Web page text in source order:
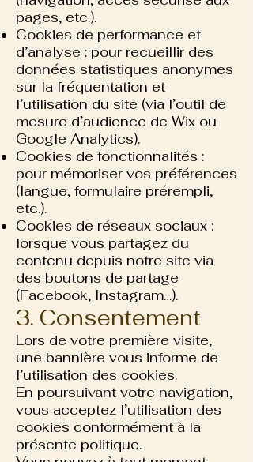
pages, etc.).
Cookies de performance et
d’analyse : pour recueillir des
données statistiques anonymes
sur la fréquentation et
l’utilisation du site (via l’outil de
mesure d’audience de Wix ou
Google Analytics).
Cookies de fonctionnalités :
pour mémoriser vos préférences
(langue, formulaire prérempli,
etc.).
Cookies de réseaux sociaux :
lorsque vous partagez du
contenu depuis notre site via
des boutons de partage
(Facebook, Instagram…).
3. Consentement
Lors de votre première visite,
une bannière vous informe de
l’utilisation des cookies.
En poursuivant votre navigation,
vous acceptez l’utilisation des
cookies conformément à la
présente politique.